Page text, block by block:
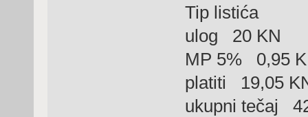
Tip listića
ulog 20 KN
MP 5% 0,95
platiti 19,05
ukupni tečaj